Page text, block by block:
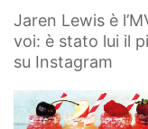
Jaren Lewis è
voi: è stato lui il
su Instagram